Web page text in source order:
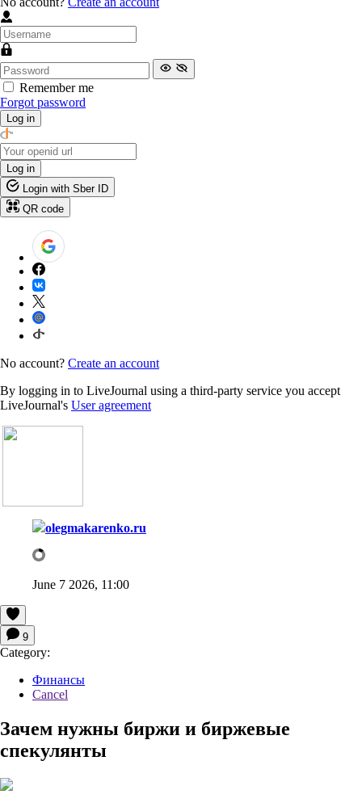
Remember me
Forgot password
Log in
Log in
Login with Sber ID
QR code
No account? Create an account
By logging in to LiveJournal using a third-party service you accept
LiveJournal's User agreement
olegmakarenko.ru
June 7 2026, 11:00
9
Category:
Финансы
Cancel
Зачем нужны биржи и биржевые
спекулянты